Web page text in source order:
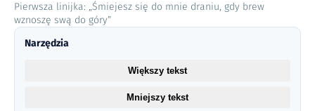
Pierwsza linijka: „Śmiejesz się do mnie draniu, gdy brew
wznoszę swą do góry”
Narzędzia
Większy tekst
Mniejszy tekst